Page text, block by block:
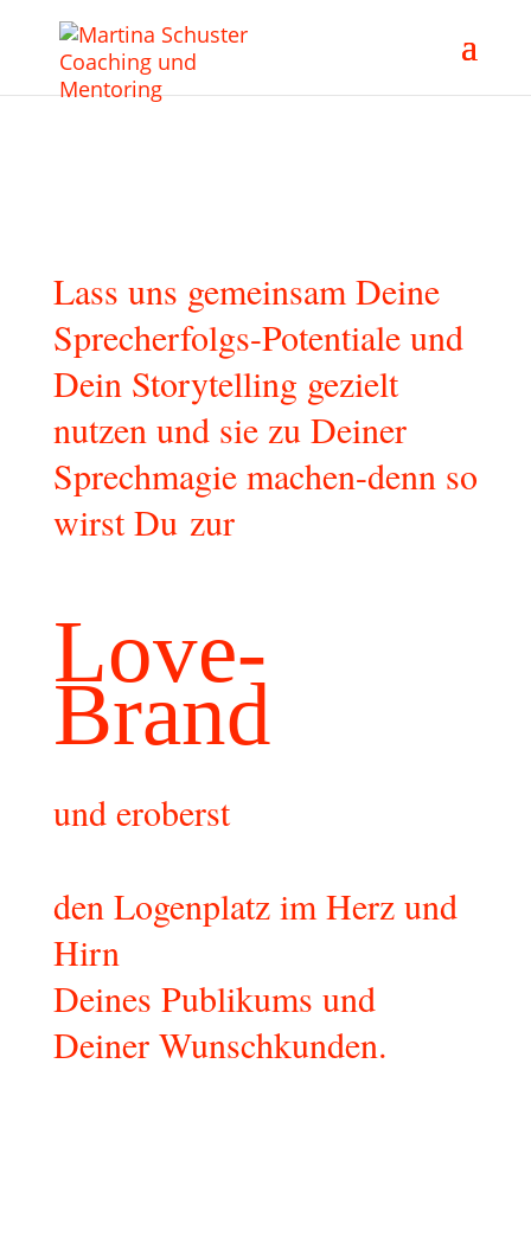
Lass uns gemeinsam Deine
Sprecherfolgs-Potentiale und
Dein Storytelling gezielt
nutzen und sie zu Deiner
Sprechmagie machen-denn so
wirst Du zur
Love-
Brand
und eroberst
den Logenplatz im Herz und
Hirn
Deines Publikums und
Deiner Wunschkunden.